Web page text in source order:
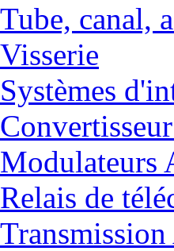
Tube, canal,
Visserie
Systèmes
Modulateurs
Relais de